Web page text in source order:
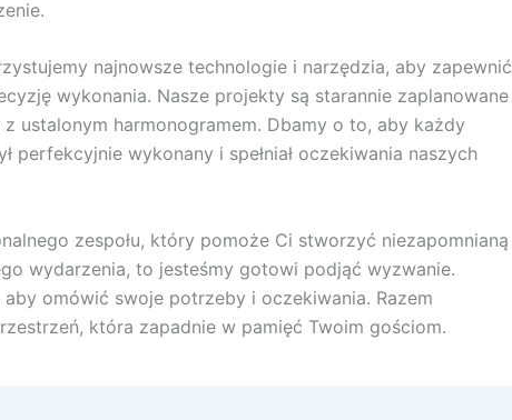
najnowsze technologie i narzędzia, aby zapewnić
wykonania. Nasze projekty są starannie zaplanowane
ustalonym harmonogramem. Dbamy o to, aby każdy
perfekcyjnie wykonany i spełniał oczekiwania naszych
zespołu, który pomoże Ci stworzyć niezapomnianą
wydarzenia, to jesteśmy gotowi podjąć wyzwanie.
omówić swoje potrzeby i oczekiwania. Razem
która zapadnie w pamięć Twoim gościom.